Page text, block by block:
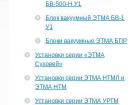
БВ-500-Н У1
Блок вакуумный ЭТМА БВ-1
У1
Блоки вакуумные ЭТМА БПР
Установки серии «ЭТМА
Суховей»
Установки серии ЭТМА НТМЛ и
ЭТМА НТМ
Установки серии ЭТМА УРТМ